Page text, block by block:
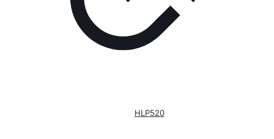
HLP520